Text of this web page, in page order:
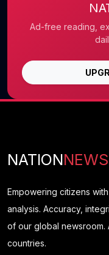
Ad-free reading,
NATIONNEWS
Empowering citizens
analysis. Accuracy,
of our global newsroom.
countries.